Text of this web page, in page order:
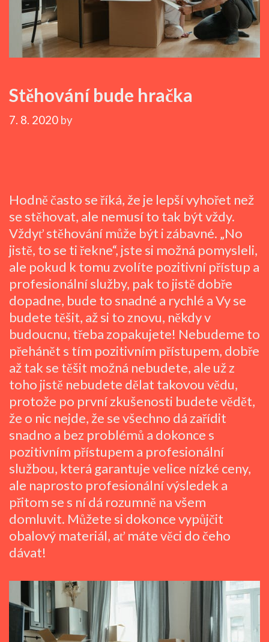
Stěhování bude hračka
7. 8. 2020 by
Hodně často se říká, že je lepší vyhořet než
se stěhovat, ale nemusí to tak být vždy.
Vždyť stěhování může být i zábavné. „No
jistě, to se ti řekne“, jste si možná pomysleli,
ale pokud k tomu zvolíte pozitivní přístup a
profesionální služby, pak to jistě dobře
dopadne, bude to snadné a rychlé a Vy se
budete těšit, až si to znovu, někdy v
budoucnu, třeba zopakujete! Nebudeme to
přehánět s tím pozitivním přístupem, dobře
až tak se těšit možná nebudete, ale už z
toho jistě nebudete dělat takovou vědu,
protože po první zkušenosti budete vědět,
že o nic nejde, že se všechno dá zařídit
snadno a bez problémů a dokonce s
pozitivním přístupem a profesionální
službou, která garantuje velice nízké ceny,
ale naprosto profesionální výsledek a
přitom se s ní dá rozumně na všem
domluvit. Můžete si dokonce vypůjčit
obalový materiál, ať máte věci do čeho
dávat!